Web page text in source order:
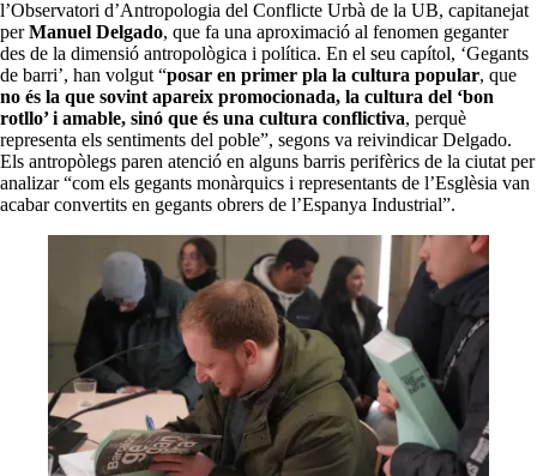
l’Observatori d’Antropologia del Conflicte Urbà de la UB, capitanejat
perManuel Delgado, que fa una aproximació al fenomen geganter
des de la dimensió antropològica i política. En el seu capítol, ‘Gegants
de barri’, han volgut “posar en primer pla la cultura popular, que
no és la que sovint apareix promocionada, la cultura del ‘bon
rotllo’ i amable, sinó que és una cultura conflictiva, perquè
representa els sentiments del poble”, segons va reivindicar Delgado.
Els antropòlegs paren atenció en alguns barris perifèrics de la ciutat per
analizar “com els gegants monàrquics i representants de l’Esglèsia van
acabar convertits en gegants obrers de l’Espanya Industrial”.